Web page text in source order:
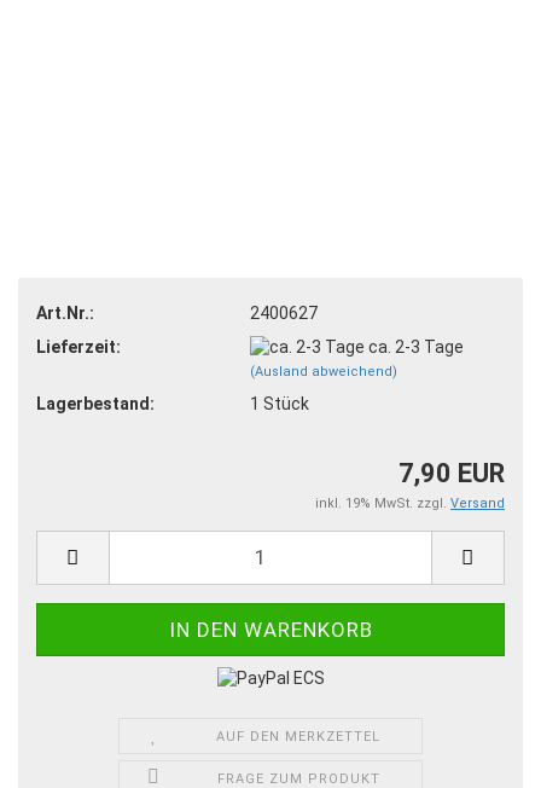
Art.Nr.:
2400627
Lieferzeit:
ca. 2-3 Tage
(Ausland abweichend)
Lagerbestand: 1 Stück
7,90 EUR
inkl. 19% MwSt. zzgl. Versand
AUF DEN MERKZETTEL
FRAGE ZUM PRODUKT